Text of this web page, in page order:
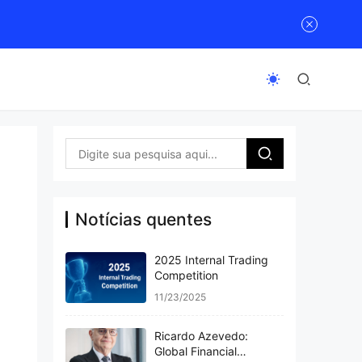
Notícias quentes
2025 Internal Trading
Competition
11/23/2025
Ricardo Azevedo:
Global Financial